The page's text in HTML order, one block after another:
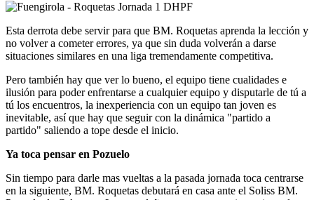
Esta derrota debe servir para que BM. Roquetas aprenda la lección y
no volver a cometer errores, ya que sin duda volverán a darse
situaciones similares en una liga tremendamente competitiva.
Pero también hay que ver lo bueno, el equipo tiene cualidades e
ilusión para poder enfrentarse a cualquier equipo y disputarle de tú a
tú los encuentros, la inexperiencia con un equipo tan joven es
inevitable, así que hay que seguir con la dinámica "partido a
partido" saliendo a tope desde el inicio.
Ya toca pensar en Pozuelo
Sin tiempo para darle mas vueltas a la pasada jornada toca centrarse
en la siguiente, BM. Roquetas debutará en casa ante el Soliss BM.